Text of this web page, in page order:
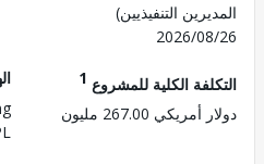
التنفيذيين)
2026/
الكلية للمشروع1
267.00 مليون
الهيئة